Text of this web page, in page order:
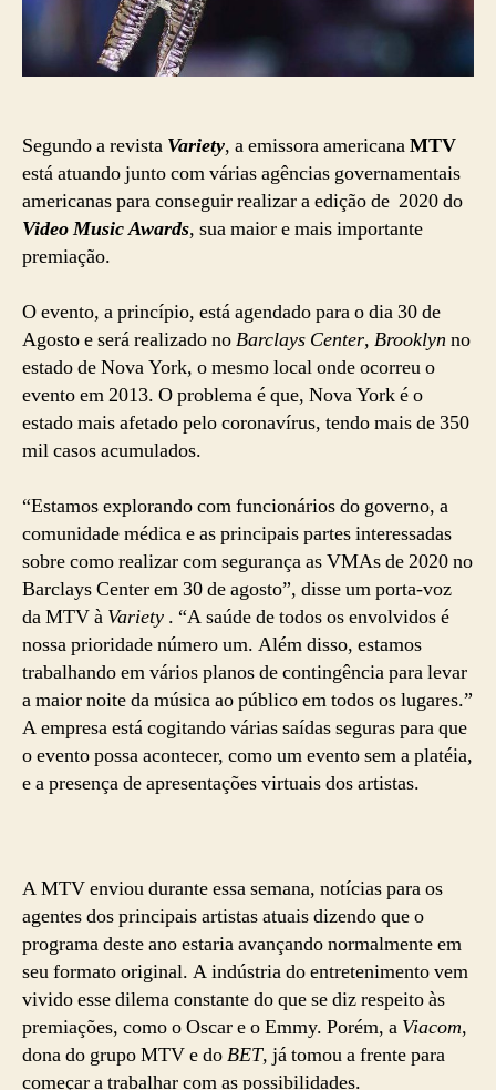
Segundo a revista Variety, a emissora americanaMTV
está atuando junto com várias agências governamentais
americanas para conseguir realizar a edição de 2020 do
Video Music Awards, sua maior e mais importante
premiação.
O evento, a princípio, está agendado para o dia 30 de
Agosto e será realizado noBarclays Center, Brooklyn no
estado de Nova York, o mesmo local onde ocorreu o
evento em 2013. O problema é que, Nova York é o
estado mais afetado pelo coronavírus, tendo mais de 350
mil casos acumulados.
“Estamos explorando com funcionários do governo, a
comunidade médica e as principais partes interessadas
sobre como realizar com segurança as VMAs de 2020 no
Barclays Center em 30 de agosto”, disse um porta-voz
da MTV à Variety . “A saúde de todos os envolvidos é
nossa prioridade número um. Além disso, estamos
trabalhando em vários planos de contingência para levar
a maior noite da música ao público em todos os lugares.”
A empresa está cogitando várias saídas seguras para que
o evento possa acontecer, como um evento sem a platéia,
e a presença de apresentações virtuais dos artistas.
A MTV enviou durante essa semana, notícias para os
agentes dos principais artistas atuais dizendo que o
programa deste ano estaria avançando normalmente em
seu formato original. A indústria do entretenimento vem
vivido esse dilema constante do que se diz respeito às
premiações, como o Oscar e o Emmy. Porém, a Viacom,
dona do grupo MTV e doBET, já tomou a frente para
começar a trabalhar com as possibilidades.